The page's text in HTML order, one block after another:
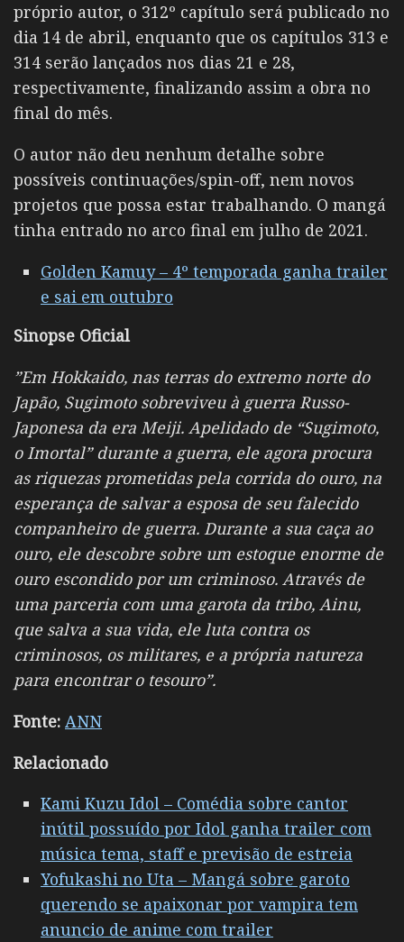
próprio autor, o 312º capítulo será publicado no
dia 14 de abril, enquanto que os capítulos 313 e
314 serão lançados nos dias 21 e 28,
respectivamente, finalizando assim a obra no
final do mês.
O autor não deu nenhum detalhe sobre
possíveis continuações/spin-off, nem novos
projetos que possa estar trabalhando. O mangá
tinha entrado no arco final em julho de 2021.
Golden Kamuy – 4º temporada ganha trailer
e sai em outubro
Sinopse Oficial
”Em Hokkaido, nas terras do extremo norte do
Japão, Sugimoto sobreviveu à guerra Russo-
Japonesa da era Meiji. Apelidado de “Sugimoto,
o Imortal” durante a guerra, ele agora procura
as riquezas prometidas pela corrida do ouro, na
esperança de salvar a esposa de seu falecido
companheiro de guerra. Durante a sua caça ao
ouro, ele descobre sobre um estoque enorme de
ouro escondido por um criminoso. Através de
uma parceria com uma garota da tribo, Ainu,
que salva a sua vida, ele luta contra os
criminosos, os militares, e a própria natureza
para encontrar o tesouro”.
Fonte: ANN
Relacionado
Kami Kuzu Idol – Comédia sobre cantor
inútil possuído por Idol ganha trailer com
música tema, staff e previsão de estreia
Yofukashi no Uta – Mangá sobre garoto
querendo se apaixonar por vampira tem
anuncio de anime com trailer